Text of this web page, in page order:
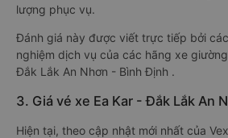
lượng phục vụ.
Đánh giá này được viết trực tiếp bởi
nghiệm dịch vụ của các hãng xe
Đắk Lắk An Nhơn - Bình Định .
3. Giá vé xe Ea Kar - Đắk Lắk An
Hiện tại, theo cập nhật mới nhất của